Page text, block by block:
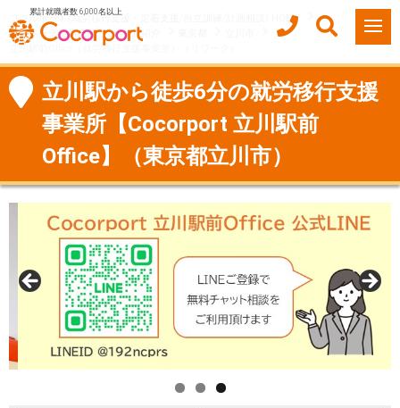
累計就職者数 6,000名以上
ココルポート(就労移行支援・定着支援/自立訓練/計画相談) HOME
就労移行支援事業所（Office）紹介
立川駅前Office（就労移行支援事業所）（リワーク）
立川駅から徒歩6分の就労移行支援
事業所【Cocorport 立川駅前
Office】（東京都立川市）